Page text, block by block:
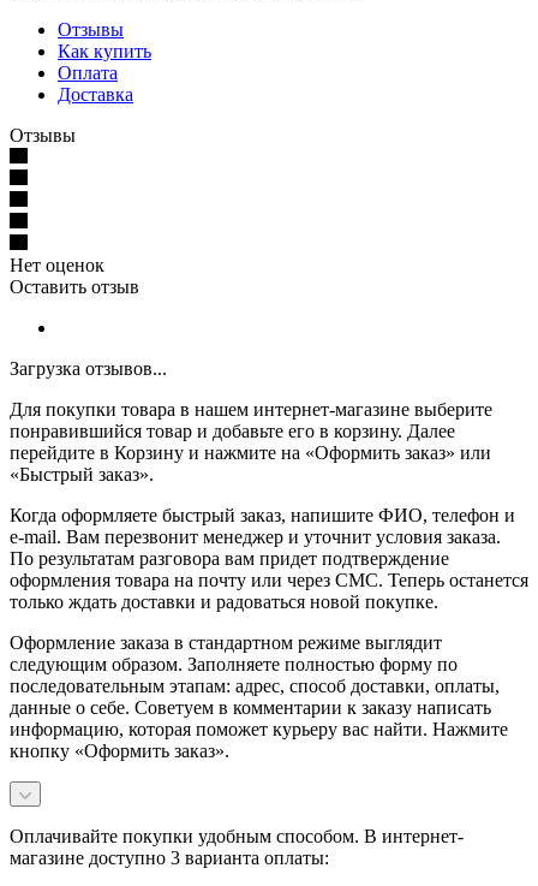
Отзывы
Как купить
Оплата
Доставка
Отзывы
Нет оценок
Оставить отзыв
Загрузка отзывов...
Для покупки товара в нашем интернет-магазине выберите
понравившийся товар и добавьте его в корзину. Далее
перейдите в Корзину и нажмите на «Оформить заказ» или
«Быстрый заказ».
Когда оформляете быстрый заказ, напишите ФИО, телефон и
e-mail. Вам перезвонит менеджер и уточнит условия заказа.
По результатам разговора вам придет подтверждение
оформления товара на почту или через СМС. Теперь останется
только ждать доставки и радоваться новой покупке.
Оформление заказа в стандартном режиме выглядит
следующим образом. Заполняете полностью форму по
последовательным этапам: адрес, способ доставки, оплаты,
данные о себе. Советуем в комментарии к заказу написать
информацию, которая поможет курьеру вас найти. Нажмите
кнопку «Оформить заказ».
Оплачивайте покупки удобным способом. В интернет-
магазине доступно 3 варианта оплаты: